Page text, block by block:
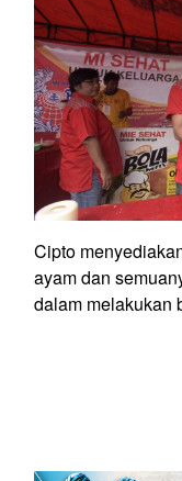
Cipto
ayam dan
dalam melakukan